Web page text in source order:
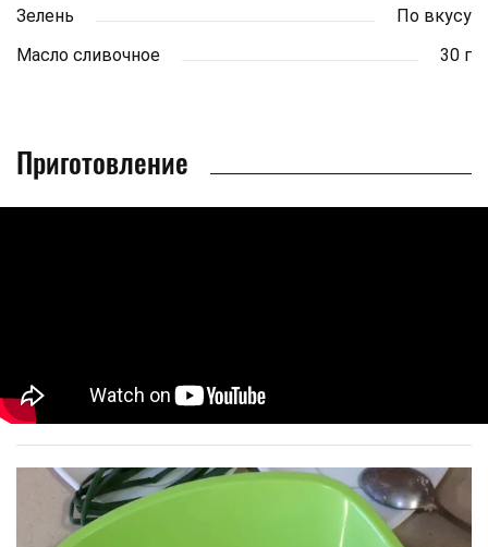
Зелень
По вкусу
Масло сливочное
30 г
Приготовление